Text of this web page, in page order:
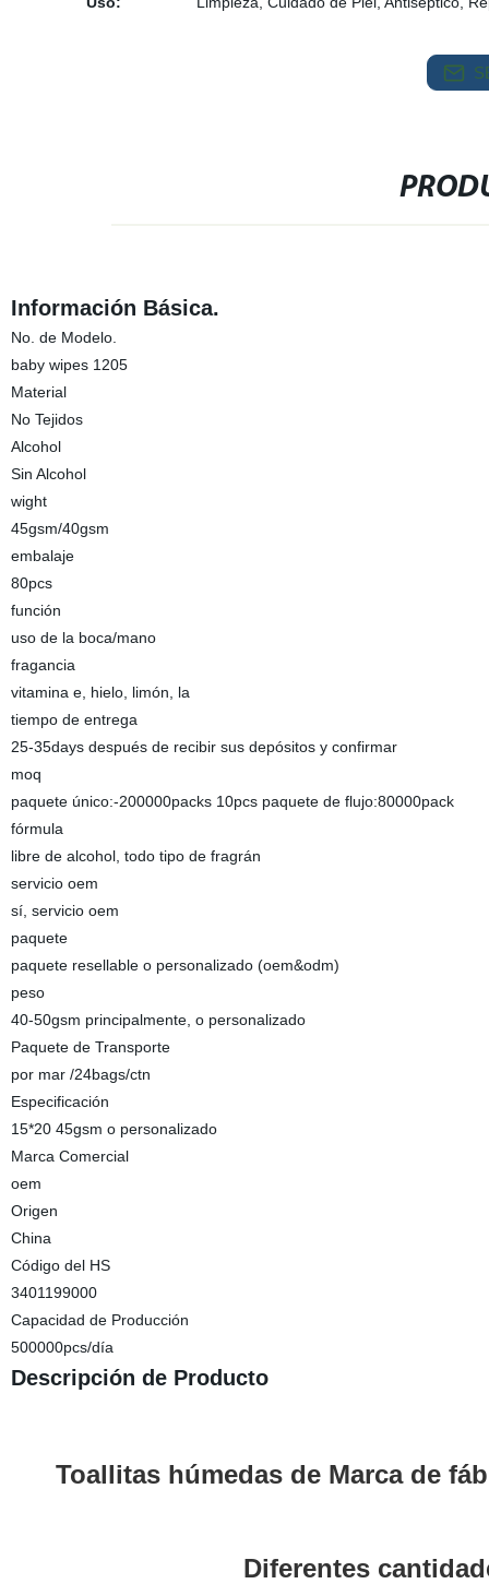
Información Básica.
No. de Modelo.
baby wipes 1205
Material
No Tejidos
Alcohol
Sin Alcohol
wight
45gsm/40gsm
embalaje
80pcs
función
uso de la boca/mano
fragancia
vitamina e, hielo, limón, la
tiempo de entrega
25-35days después de recibir sus depósitos y confirmar
moq
paquete único:-200000packs 10pcs paquete de flujo:80000pack
fórmula
libre de alcohol, todo tipo de fragrán
servicio oem
sí, servicio oem
paquete
paquete resellable o personalizado (oem&odm)
peso
40-50gsm principalmente, o personalizado
Paquete de Transporte
por mar /24bags/ctn
Especificación
15*20 45gsm o personalizado
Marca Comercial
oem
Origen
China
Código del HS
3401199000
Capacidad de Producción
500000pcs/día
Descripción de Producto
Toallitas húmedas de Marca de
Diferentes